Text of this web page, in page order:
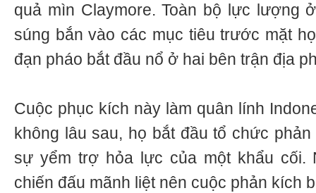
quả mìn Claymore. Toàn bộ lực lượng
súng bắn vào các mục tiêu trước mặt
đạn pháo bắt đầu nổ ở hai bên trận địa
Cuộc phục kích này làm quân lính
không lâu sau, họ bắt đầu tổ chức
sự yểm trợ hỏa lực của một khẩu cối.
chiến đấu mãnh liệt nên cuộc phản kích